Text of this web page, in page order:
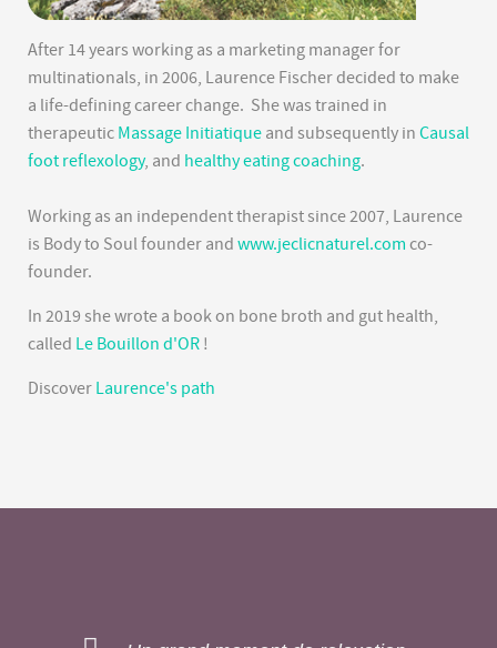
After 14 years working as a marketing manager for
multinationals, in 2006, Laurence Fischer decided to make
a life-defining career change. She was trained in
therapeutic Massage Initiatique and subsequently in Causal
foot reflexology, and healthy eating coaching.
Working as an independent therapist since 2007, Laurence
is Body to Soul founder and www.jeclicnaturel.com co-
founder.
In 2019 she wrote a book on bone broth and gut health,
called Le Bouillon d'OR !
Discover Laurence's path